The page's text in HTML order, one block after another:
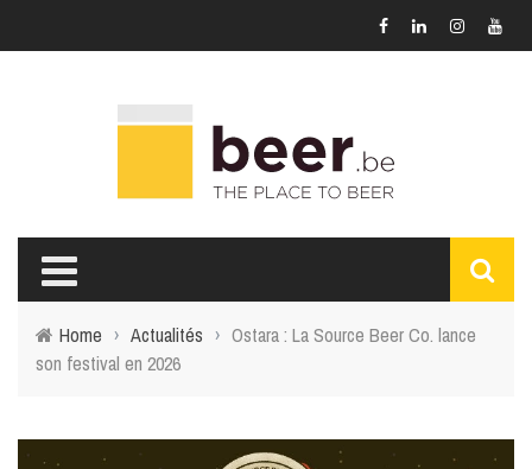
Home › Actualités › Ostara : La Source Beer Co. lance
son festival en 2026